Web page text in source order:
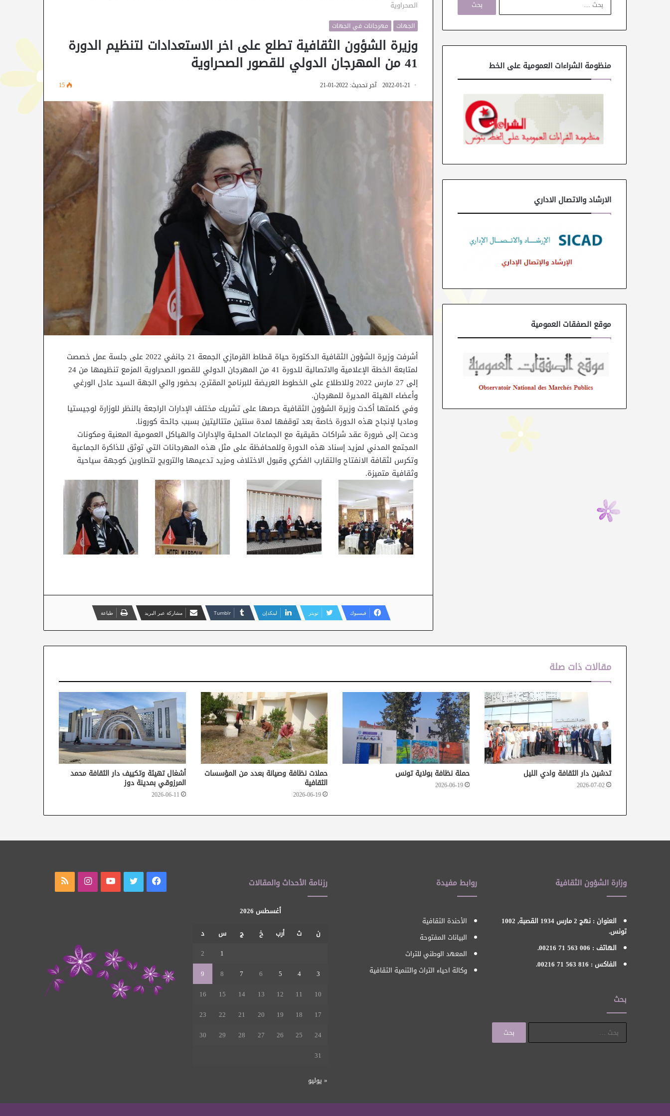
الصحراوية
الجهات مهرجانات في الجهات
وزيرة الشؤون الثقافية تطلع على اخر الاستعدادات لتنظيم الدورة
41 من المهرجان الدولي للقصور الصحراوية
2022-01-21 آخر تحديث: 2022-01-21 15
أشرفت وزيرة الشؤون الثقافية الدكتورة حياة قطاط القرمازي الجمعة 21 جانفي 2022 على جلسة عمل خصصت
لمتابعة الخطة الإعلامية والاتصالية للدورة 41 من المهرجان الدولي للقصور الصحراوية المزمع تنظيمها من 24
إلى 27 مارس 2022 وللاطلاع على الخطوط العريضة للبرنامج المقترح، بحضور والي الجهة السيد عادل الورغي
وأعضاء الهيئة المديرة للمهرجان.
وفي كلمتها أكدت وزيرة الشؤون الثقافية حرصها على تشريك مختلف الإدارات الراجعة بالنظر للوزارة لوجيستيا
وماديا لإنجاح هذه الدورة خاصة بعد توقفها لمدة سنتين متتاليتين بسبب جائحة كورونا.
ودعت إلى ضرورة عقد شراكات حقيقية مع الجماعات المحلية والإدارات والهياكل العمومية المعنية ومكونات
المجتمع المدني لمزيد إسناد هذه الدورة وللمحافظة على مثل هذه المهرجانات التي توثق للذاكرة الجماعية
وتكرس لثقافة الانفتاح والتقارب الفكري وقبول الاختلاف ومزيد تدعيمها والترويج لتطاوين كوجهة سياحية
وثقافية متميزة.
فيسبوك تويتر لينكدإن مشاركة عبر البريد طباعة
ح
ن
منظومة الشراءات العمومية على الخط
الارشاد والاتصال الاداري
موقع الصفقات العمومية
مقالات ذات صلة
تدشين دار الثقافة وادي الليل
2026-07-02
حملة نظافة بولاية تونس
2026-06-19
حملات نظافة وصيانة بعدد من المؤسسات
الثقافية
2026-06-19
أشغال تهيئة وتكييف دار الثقافة محمد
المرزوقي بمدينة دوز
2026-06-11
وزارة الشؤون الثقافية
العنوان : نهج 2 مارس 1934 القصبة, 1002
تونس.
الهاتف : 006 563 71 00216.
الفاكس : 816 563 71 00216.
بحث
روابط مفيدة
الأحندة الثقافية
البيانات المفتوحة
المعهد الوطني للتراث
وكالة احياء التراث والتنمية الثقافية
رزنامة الأحداث والمقالات
أغسطس 2026
ن
ث أرب خ ج س
د
1
2
3
4
5
6
7
8
9
10
11
12
13
14
15
16
17
18
19
20
21
22
23
24
25
26
27
28
29
30
31
« يوليو
فيسبوك تويتر يوتيوب انستقرام